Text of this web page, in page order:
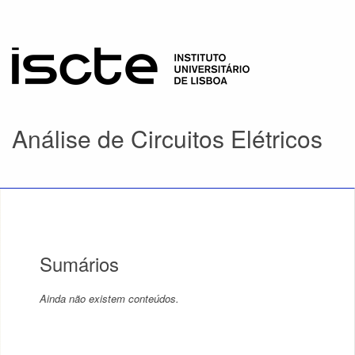
Análise de Circuitos Elétricos
Sumários
Ainda não existem conteúdos.